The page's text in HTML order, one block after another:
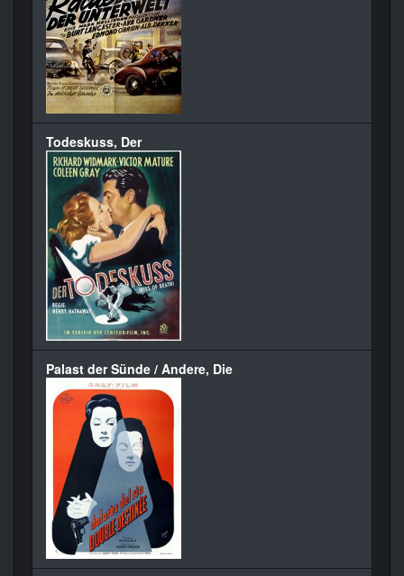
Todeskuss, Der
Palast der Sünde / Andere, Die